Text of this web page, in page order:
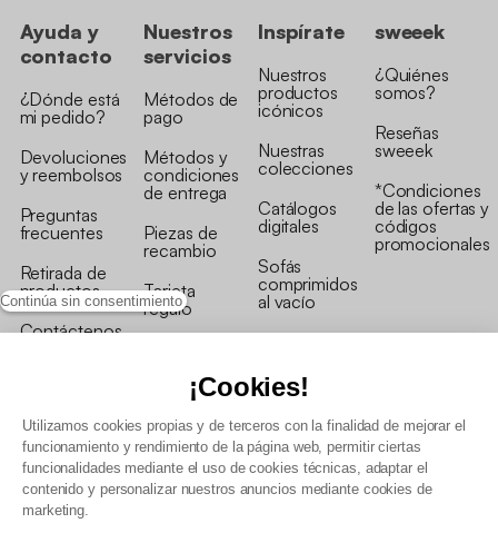
Continúa sin consentimiento
¡Cookies!
Utilizamos cookies propias y de terceros con la finalidad de mejorar el
funcionamiento y rendimiento de la página web, permitir ciertas
funcionalidades mediante el uso de cookies técnicas, adaptar el
contenido y personalizar nuestros anuncios mediante cookies de
marketing.
Ayuda y
contacto
¿Dónde está
mi pedido?
Devoluciones
y reembolsos
Preguntas
frecuentes
Retirada de
productos
Contáctenos
Nuestros
servicios
Métodos de
pago
Métodos y
condiciones
de entrega
Piezas de
recambio
Tarjeta
regalo
Inspírate
Nuestros
productos
icónicos
Nuestras
colecciones
Catálogos
digitales
Sofás
comprimidos
al vacío
sweeek
¿Quiénes
somos?
Reseñas
sweeek
*Condiciones
de las ofertas y
códigos
promocionales